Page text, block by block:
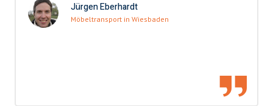
Jürgen Eberhardt
Möbeltransport in Wiesbaden